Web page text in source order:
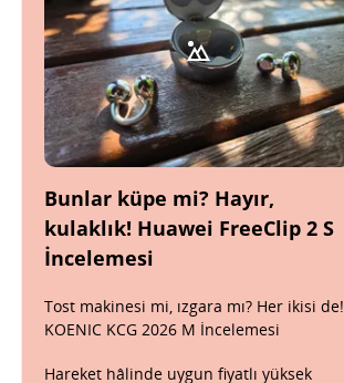
Bunlar küpe mi? Hayır,
kulaklık! Huawei FreeClip 2 S
İncelemesi
Tost makinesi mi, ızgara mı? Her ikisi de!
KOENIC KCG 2026 M İncelemesi
Hareket hâlinde uygun fiyatlı yüksek